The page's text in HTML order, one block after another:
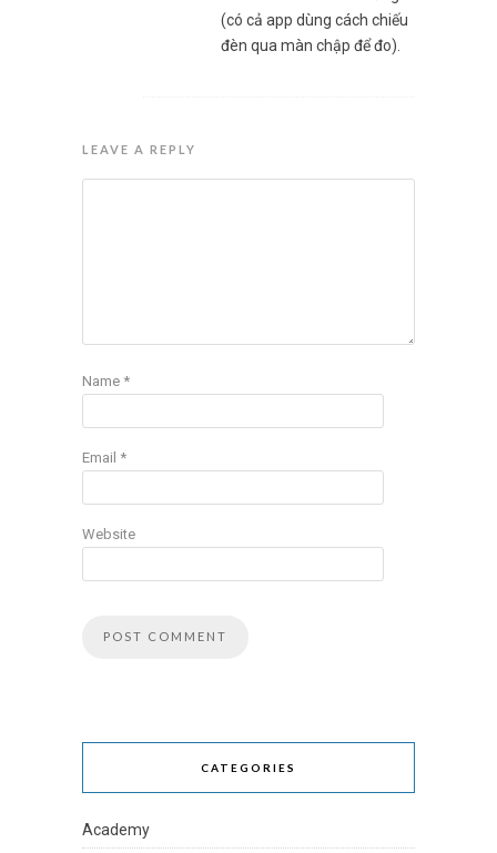
(có cả app dùng cách chiếu
đèn qua màn chập để đo).
LEAVE A REPLY
Name *
Email *
Website
CATEGORIES
Academy